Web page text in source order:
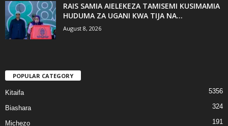
RAIS SAMIA AIELEKEZA TAMISEMI KUSIMAMIA
HUDUMA ZA UGANI KWA TIJA NA...
August 8, 2026
POPULAR CATEGORY
Kitaifa 5356
Biashara 324
Michezo 191